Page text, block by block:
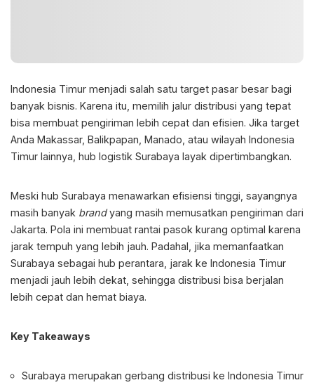
Indonesia Timur menjadi salah satu target pasar besar bagi
banyak bisnis. Karena itu, memilih jalur distribusi yang tepat
bisa membuat pengiriman lebih cepat dan efisien. Jika target
Anda Makassar, Balikpapan, Manado, atau wilayah Indonesia
Timur lainnya, hub logistik Surabaya layak dipertimbangkan.
Meski hub Surabaya menawarkan efisiensi tinggi, sayangnya
masih banyak brandyang masih memusatkan pengiriman dari
Jakarta. Pola ini membuat rantai pasok kurang optimal karena
jarak tempuh yang lebih jauh. Padahal, jika memanfaatkan
Surabaya sebagai hub perantara, jarak ke Indonesia Timur
menjadi jauh lebih dekat, sehingga distribusi bisa berjalan
lebih cepat dan hemat biaya.
Key Takeaways
Surabaya merupakan gerbang distribusi ke Indonesia Timur